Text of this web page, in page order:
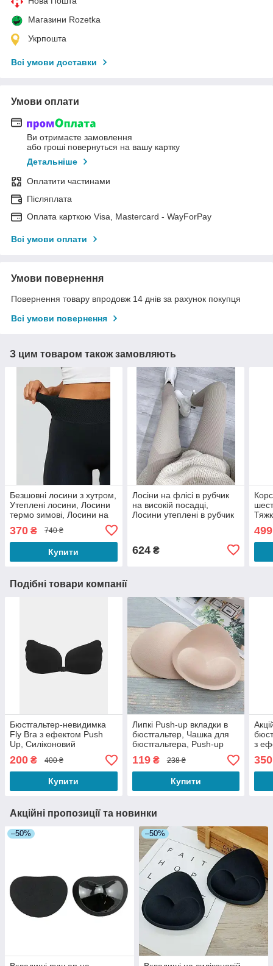
Магазини Rozetka
Укрпошта
Всі умови доставки
Умови оплати
Ви отримаєте замовлення
або гроші повернуться на вашу картку
Детальніше
Оплатити частинами
Післяплата
Оплата карткою Visa, Mastercard - WayForPay
Всі умови оплати
Умови повернення
Повернення товару впродовж 14 днів за рахунок покупця
Всі умови повернення
З цим товаром також замовляють
Безшовні лосини з хутром,
Утеплені лосини, Лосини
термо зимові, Лосини на
370 ₴ 740 ₴
Купити
Лосіни на флісі в рубчик
на високій посадці,
Лосини утеплені в рубчик
624₴
499
Подібні товари компанії
Бюстгальтер-невидимка
Fly Bra з ефектом Push
Up, Силіконовий
без бретелів
200 ₴ 400 ₴
Купити
Липкі Push-up вкладки в
бюстгальтер, Чашка для
бюстгальтера, Push-up
бюстгальтер
119₴ 238 ₴
Купити
з
350
Акційні пропозиції та новинки
–50% –50%